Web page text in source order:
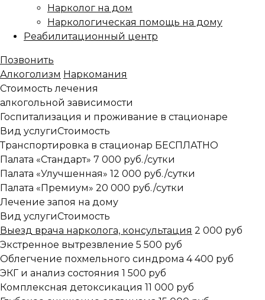
Нарколог на дом
Наркологическая помощь на дому
Реабилитационный центр
Позвонить
Алкоголизм Наркомания
Стоимость лечения
алкогольной зависимости
Госпитализация и проживание в стационаре
Вид услугиСтоимость
Транспортировка в стационар БЕСПЛАТНО
Палата «Стандарт» 7 000 руб./сутки
Палата «Улучшенная» 12 000 руб./сутки
Палата «Премиум» 20 000 руб./сутки
Лечение запоя на дому
Вид услугиСтоимость
Выезд врача нарколога, консультация 2 000 руб
Экстренное вытрезвление 5 500 руб
Облегчение похмельного синдрома 4 400 руб
ЭКГ и анализ состояния 1 500 руб
Комплексная детоксикация 11 000 руб